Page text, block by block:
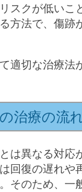
スクが低いこ
方法で、傷跡
適切な治療法
治療の流
は異なる対応
回復の遅れや
そのため、一